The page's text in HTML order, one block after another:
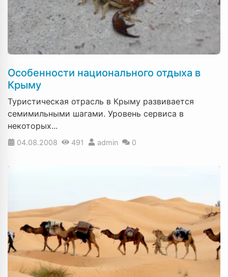
Особенности национального отдыха в
Крыму
Туристическая отрасль в Крыму развивается
семимильными шагами. Уровень сервиса в
некоторых...
04.08.2008 491 admin 0